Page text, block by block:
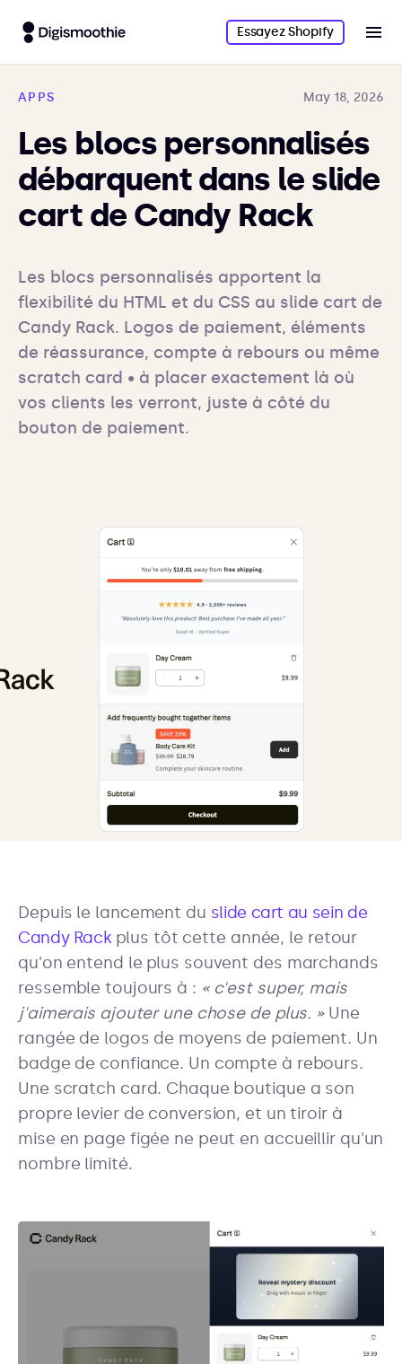
Essayez Shopify
APPS May 18, 2026
Les blocs personnalisés
débarquent dans le slide
cart de Candy Rack
Les blocs personnalisés apportent la
flexibilité du HTML et du CSS au slide cart de
Candy Rack. Logos de paiement, éléments
de réassurance, compte à rebours ou même
scratch card • à placer exactement là où
vos clients les verront, juste à côté du
bouton de paiement.
Depuis le lancement du slide cart au sein de
Candy Rack plus tôt cette année, le retour
qu'on entend le plus souvent des marchands
ressemble toujours à : « c'est super, mais
j'aimerais ajouter une chose de plus. »Une
rangée de logos de moyens de paiement. Un
badge de confiance. Un compte à rebours.
Une scratch card. Chaque boutique a son
propre levier de conversion, et un tiroir à
mise en page figée ne peut en accueillir qu'un
nombre limité.